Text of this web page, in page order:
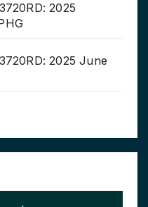
2025
2025 June